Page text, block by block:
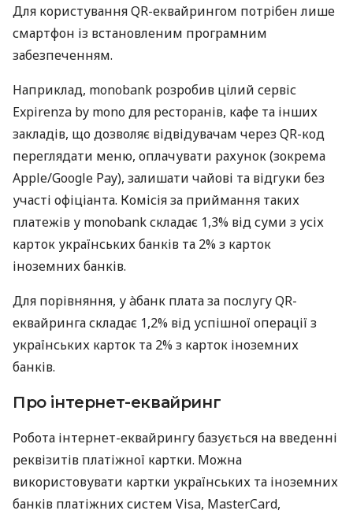
Для користування QR-еквайрингом потрібен лише
смартфон із встановленим програмним
забезпеченням.
Наприклад, monobank розробив цілий сервіс
Expirenza by mono для ресторанів, кафе та інших
закладів, що дозволяє відвідувачам через QR-код
переглядати меню, оплачувати рахунок (зокрема
Apple/Google Pay), залишати чайові та відгуки без
участі офіціанта. Комісія за приймання таких
платежів у monobank складає 1,3% від суми з усіх
карток українських банків та 2% з карток
іноземних банків.
Для порівняння, у àбанк плата за послугу QR-
еквайринга складає 1,2% від успішної операції з
українських карток та 2% з карток іноземних
банків.
Про інтернет-еквайринг
Робота інтернет-еквайрингу базується на введенні
реквізитів платіжної картки. Можна
використовувати картки українських та іноземних
банків платіжних систем Visa, MasterCard,